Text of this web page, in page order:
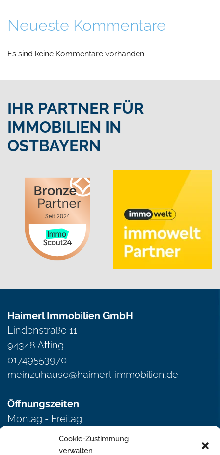
Cookie-Zustimmung
verwalten
Neueste Kommentare
Es sind keine Kommentare vorhanden.
IHR PARTNER FÜR
IMMOBILIEN IN
OSTBAYERN
Haimerl Immobilien GmbH
Lindenstraße 11
94348 Atting
01749553970
meinzuhause@haimerl-immobilien.de
Öffnungszeiten
Montag - Freitag
von 8.00 - 12.00 Uhr
und 13.00 - 17.00 Uhr